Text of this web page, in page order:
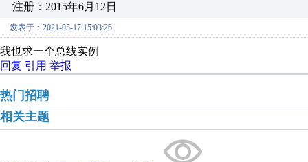
注册：2015年6月12日
发表于：2021-05-17 15:03:26
我也求一个总线实例
回复 引用 举报
热门招聘
相关主题